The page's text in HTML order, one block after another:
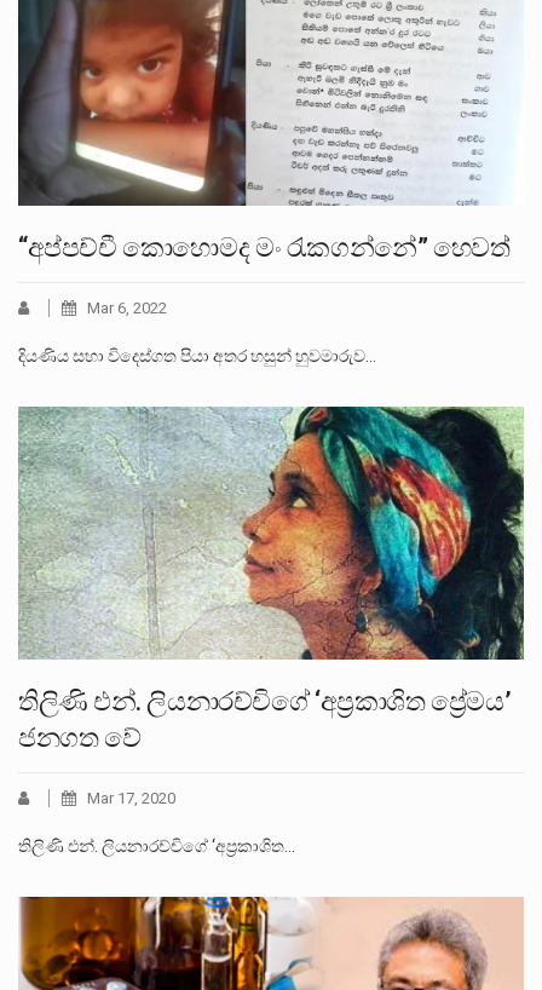
“අප්පච්චී කොහොමද මං රැකගන්නේ” හෙවත්
Mar 6, 2022
දියණිය සහා විදෙස්ගත පියා අතර හසුන් හුවමාරුව…
තිලිණි එන්. ලියනාරච්චිගේ ‘අප්‍රකාශිත ප්‍රේමය’
ජනගත වේ
Mar 17, 2020
තිලිණි එන්. ලියනාරච්චිගේ ‘අප්‍රකාශිත…